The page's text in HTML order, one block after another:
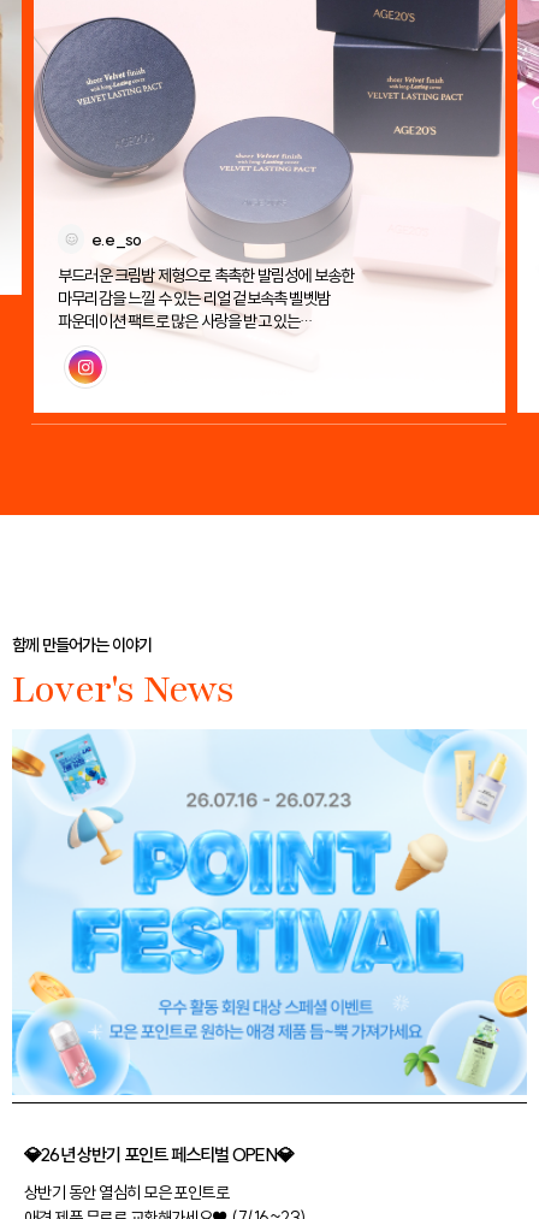
e.e_so
부드러운 크림밤 제형으로 촉촉한 발림성에 보송한
마무리감을 느낄 수 있는 리얼 겉보속촉 벨벳밤
파운데이션 팩트로 많은 사랑을 받고 있는
에이지투웨니스 벨벳 래스팅 팩트!
인스타그램
함께 만들어가는 이야기
Lover's News
💎26년 상반기 포인트 페스티벌 OPEN💎
상반기 동안 열심히 모은 포인트로